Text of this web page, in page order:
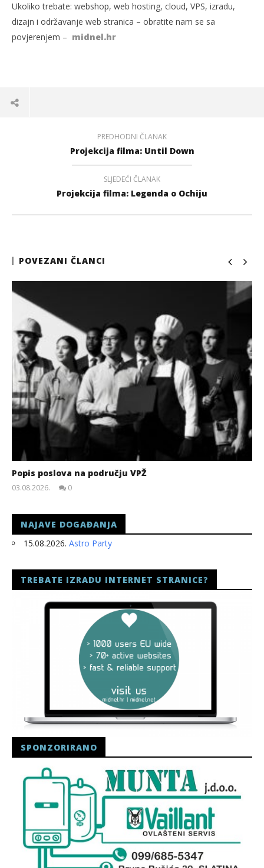
Ukoliko trebate: webshop, web hosting, cloud, VPS, izradu,
dizajn i održavanje web stranica – obratite nam se sa
povjerenjem – midnel.hr
PREDHODNI ČLANAK
Projekcija filma: Until Down
SLJEDEĆI ČLANAK
Projekcija filma: Legenda o Ochiju
POVEZANI ČLANCI
Popis poslova na području VPŽ
03.08.2026.
0
NAJAVE DOGAĐANJA
15.08.2026. Astro Party
TREBATE IZRADU INTERNET STRANICE?
SPONZORIRANO